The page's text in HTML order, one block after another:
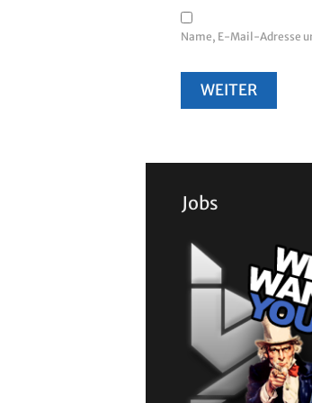
Name, E-Mail-Adresse
Jobs